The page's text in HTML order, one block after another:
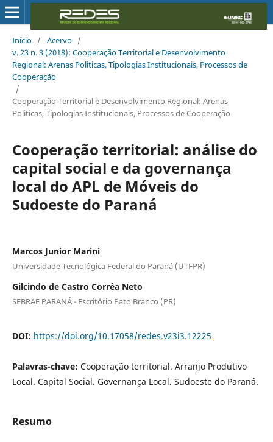
Início / Acervo /
v. 23 n. 3 (2018): Cooperação Territorial e Desenvolvimento
Regional: Arenas Politicas, Tipologias Institucionais, Processos de
Cooperação
/
Cooperação Territorial e Desenvolvimento Regional: Arenas
Politicas, Tipologias Institucionais, Processos de Cooperação
Cooperação territorial: análise do
capital social e da governança
local do APL de Móveis do
Sudoeste do Paraná
Marcos Junior Marini
Universidade Tecnológica Federal do Paraná (UTFPR)
Gilcindo de Castro Corrêa Neto
SEBRAE PARANÁ - Escritório Pato Branco (PR)
DOI: https://doi.org/10.17058/redes.v23i3.12225
Palavras-chave: Cooperação territorial. Arranjo Produtivo
Local. Capital Social. Governança Local. Sudoeste do Paraná.
Resumo